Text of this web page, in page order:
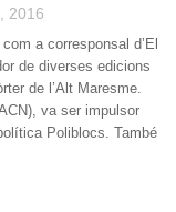
2016
a corresponsal d’El
de diverses edicions
de l’Alt Maresme.
va ser impulsor
Poliblocs. També